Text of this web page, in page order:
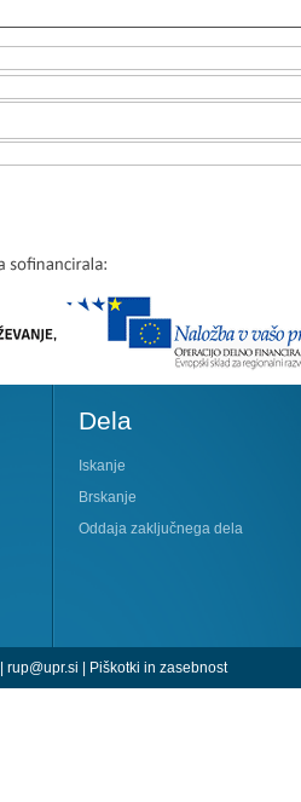
Dela
Iskanje
Brskanje
Oddaja zaključnega dela
rup@upr.si Piškotki in zasebnost